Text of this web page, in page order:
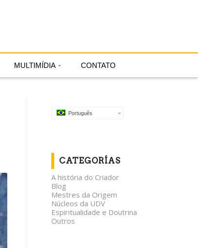
MULTIMÍDIA CONTATO
Português
CATEGORÍAS
A história do Criador
Blog
Mestres da Origem
Núcleos da UDV
Espiritualidade e Doutrina
Outros